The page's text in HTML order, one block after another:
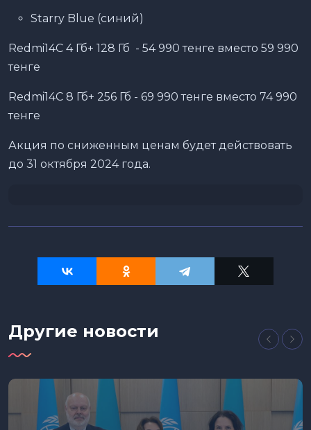
Starry Blue (синий)
Redmi14C 4 Гб+ 128 Гб - 54 990 тенге вместо 59 990
тенге
Redmi14C 8 Гб+ 256 Гб - 69 990 тенге вместо 74 990
тенге
Акция по сниженным ценам будет действовать
до 31 октября 2024 года.
Другие новости